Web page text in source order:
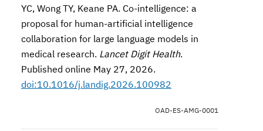
YC, Wong TY, Keane PA. Co-intelligence: a
proposal for human-artificial intelligence
collaboration for large language models in
medical research. Lancet Digit Health.
Published online May 27, 2026.
doi:10.1016/j.landig.2026.100982
OAD-ES-AMG-0001